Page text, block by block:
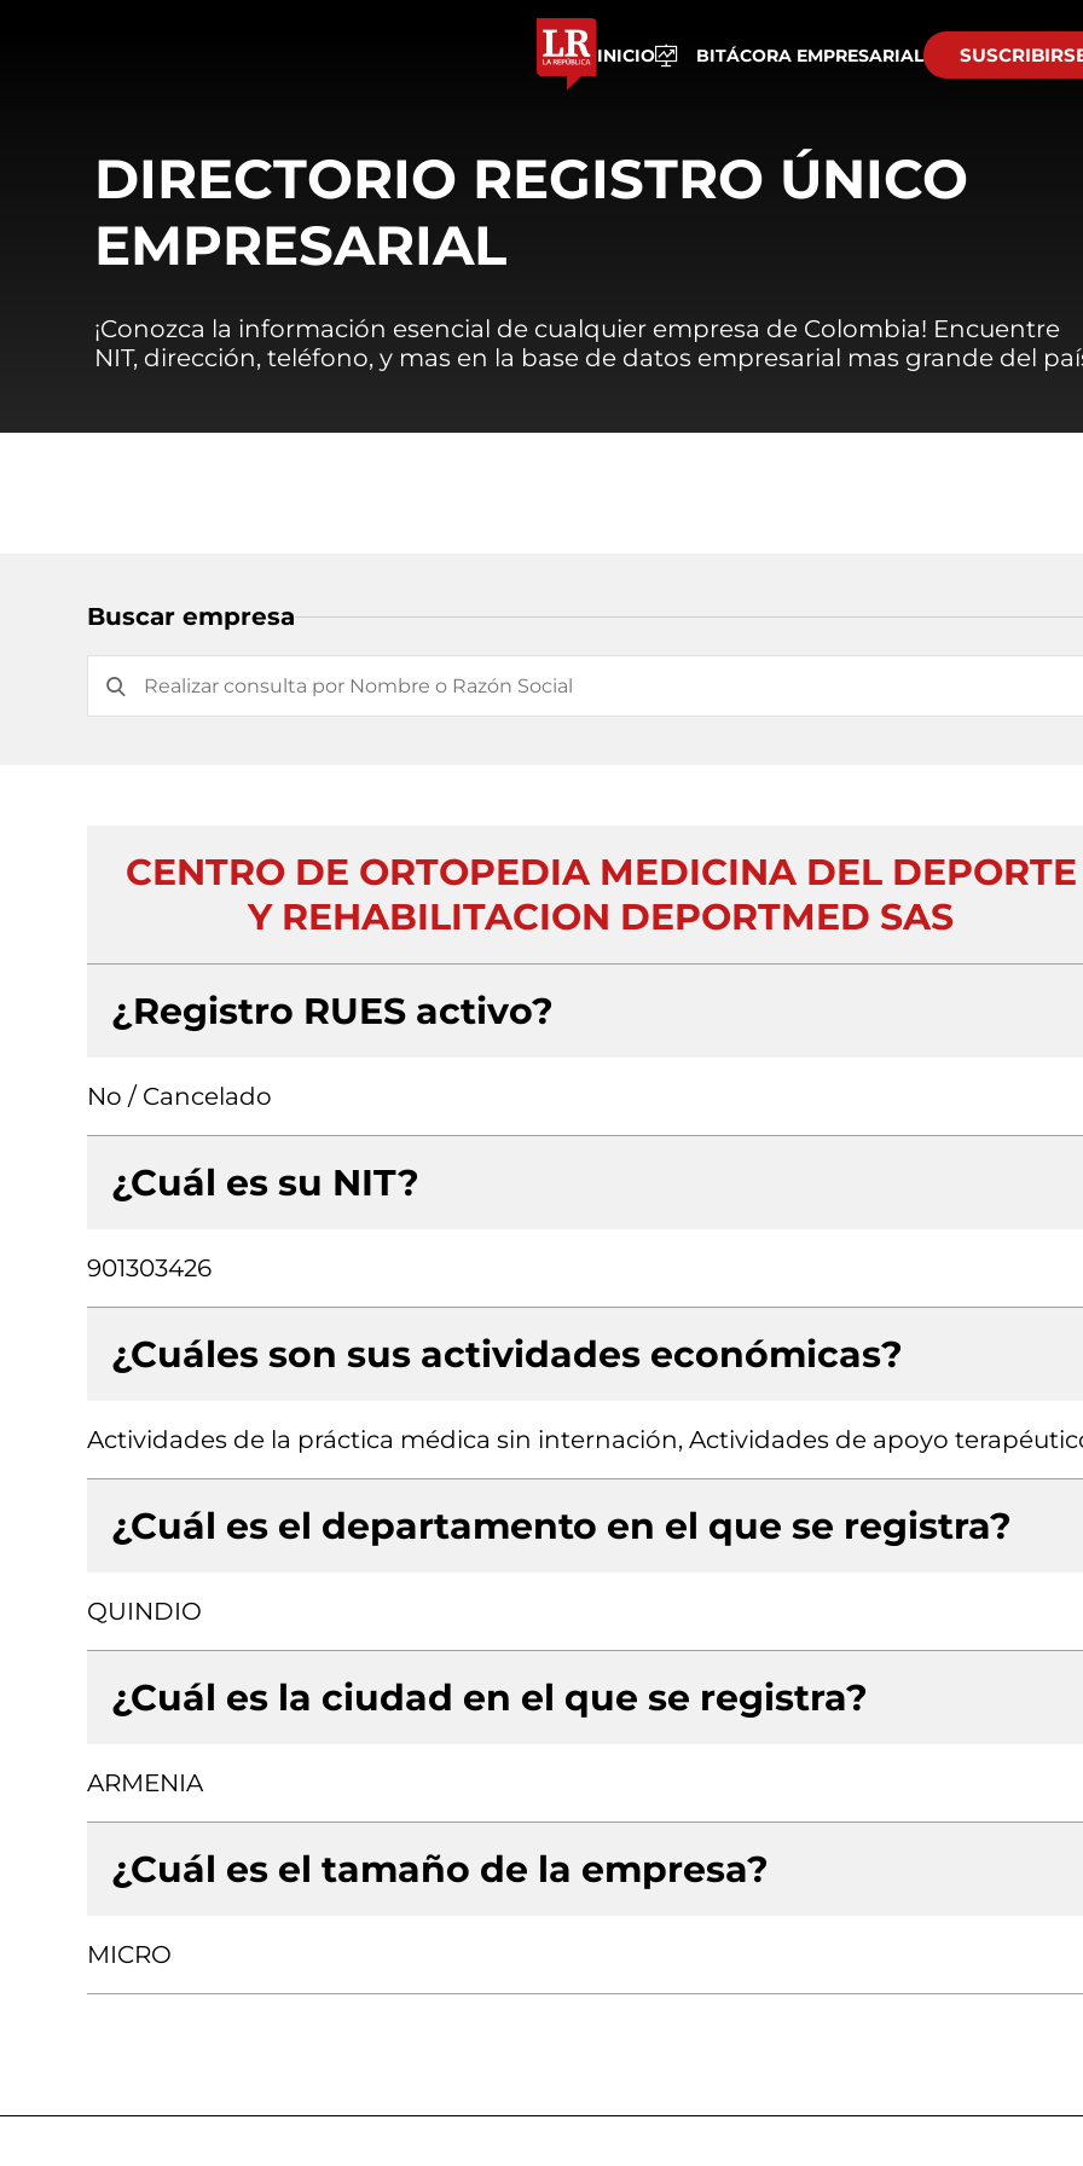
INICIO BITÁCORA EMPRESARIAL
DIRECTORIO REGISTRO ÚNICO
EMPRESARIAL
¡Conozca la información esencial de cualquier empresa de Colombia! Encuentre
NIT, dirección, teléfono, y mas en la base de datos empresarial mas grande del
Buscar empresa
CENTRO DE ORTOPEDIA MEDICINA DEL DEPORTE
Y REHABILITACION DEPORTMED SAS
¿Registro RUES activo?
No / Cancelado
¿Cuál es su NIT?
901303426
¿Cuáles son sus actividades económicas?
Actividades de la práctica médica sin internación, Actividades de apoyo
¿Cuál es el departamento en el que se registra?
QUINDIO
¿Cuál es la ciudad en el que se registra?
ARMENIA
¿Cuál es el tamaño de la empresa?
MICRO